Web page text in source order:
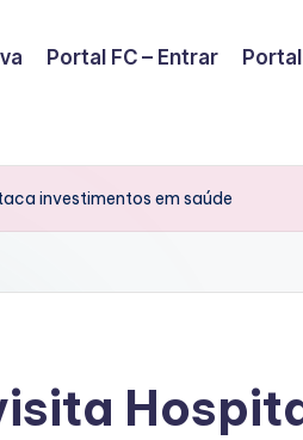
Portal FC – Entrar
investimentos em saúde